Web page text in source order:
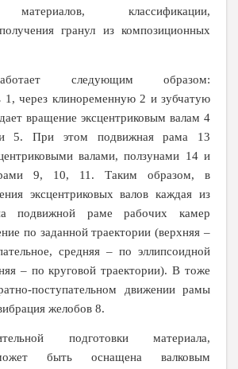
материалов, классификации,
гранул из композиционных
следующим образом:
1, через клиноременную 2 и зубчатую
вращение эксцентриковым валам 4
5. При этом подвижная рама 13
валами, ползунами 14 и
9, 10, 11. Таким образом, в
эксцентриковых валов каждая из
подвижной раме рабочих камер
по заданной траектории (верхняя –
средняя – по эллипсоидной
– по круговой траектории). В тоже
поступательном движении рамы
желобов 8.
подготовки материала,
быть оснащена валковым